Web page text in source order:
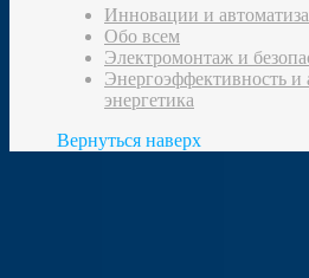
Инновации и
Обо всем
Электромонтаж и
Энергоэффективность и
энергетика
Вернуться наверх